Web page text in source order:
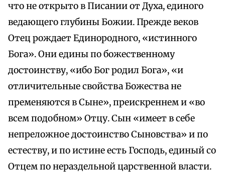
что не открыто в Писании от Духа, единого
ведающего глубины Божии. Прежде веков
Отец рождает Единородного, «истинного
Бога». Они едины по божественному
достоинству, «ибо Бог родил Бога», «и
отличительные свойства Божества не
пременяются в Сыне», преискреннем и «во
всем подобном» Отцу. Сын «имеет в себе
непреложное достоинство Сыновства» и по
естеству, и по истине есть Господь, единый со
Отцем по нераздельной царственной власти.